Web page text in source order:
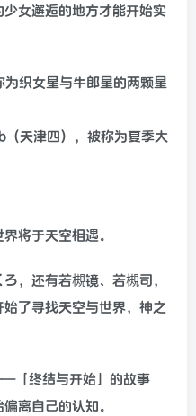
女邂逅的地方才能开始实
织女星与牛郎星的两颗星
天津四），被称为夏季大
将于天空相遇。
，还有若槻镜、若槻司，
了寻找天空与世界，神之
终结与开始」的故事
离自己的认知。